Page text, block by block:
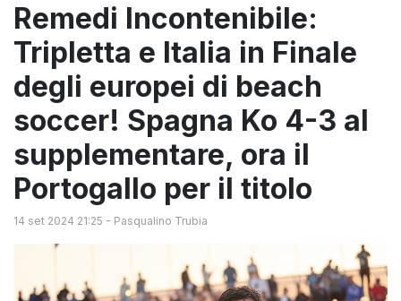
Remedi Incontenibile:
Tripletta e Italia in Finale
degli europei di beach
soccer! Spagna Ko 4-3 al
supplementare, ora il
Portogallo per il titolo
14 set 2024 21:25 - Pasqualino Trubia